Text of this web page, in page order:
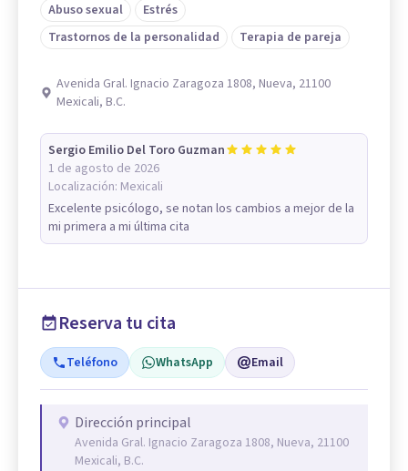
Abuso sexual
Estrés
Trastornos de la personalidad
Terapia de pareja
Avenida Gral. Ignacio Zaragoza 1808, Nueva, 21100
Mexicali, B.C.
Sergio Emilio Del Toro Guzman
1 de agosto de 2026
Localización: Mexicali
Excelente psicólogo, se notan los cambios a mejor de la
mi primera a mi última cita
Reserva tu cita
Teléfono WhatsApp Email
Dirección principal
Avenida Gral. Ignacio Zaragoza 1808, Nueva, 21100
Mexicali, B.C.